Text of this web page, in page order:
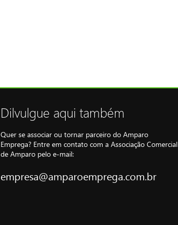
Dilvulgue aqui também
Quer se associar ou tornar parceiro do Amparo
Emprega? Entre em contato com a Associação Comercial
de Amparo pelo e-mail:
empresa@amparoemprega.com.br